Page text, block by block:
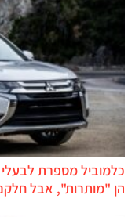
כלמוביל מספרת
הן "מותרות", אבל